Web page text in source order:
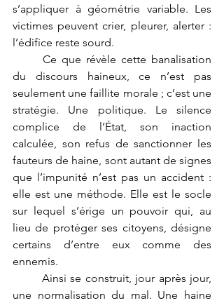
s’appliquer à géométrie variable. Les
victimes peuvent crier, pleurer, alerter :
l’édifice reste sourd.
du discours haineux, ce n’est pas
seulement une faillite morale ; c’est une
stratégie. Une politique. Le silence
complice de l’État, son inaction
calculée, son refus de sanctionner les
fauteurs de haine, sont autant de signes
que l’impunité n’est pas un accident :
elle est une méthode. Elle est le socle
sur lequel s’érige un pouvoir qui, au
lieu de protéger ses citoyens, désigne
certains d’entre eux comme des
ennemis.
une normalisation du mal. Une haine